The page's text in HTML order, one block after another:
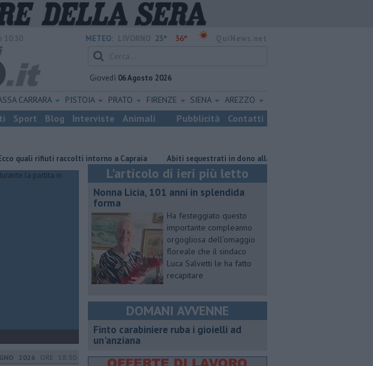
METEO: 23° 36°
Giovedì 06 Agosto 2026
CARRARA PISTOIA PRATO FIRENZE SIENA AREZZO
Sport Blog Interviste Animali Pubblicità Contatti
rifiuti raccolti intorno a Capraia Abiti sequestrati in dono alla Caritas
2026 ORE 18:30
L'articolo di ieri più letto
Nonna Licia, 101 anni in splendida
forma
Ha festeggiato questo
importante compleanno
orgogliosa dell’omaggio
floreale che il sindaco
Luca Salvetti le ha fatto
recapitare
DOMANI AVVENNE
Finto carabiniere ruba i gioielli ad
un'anziana